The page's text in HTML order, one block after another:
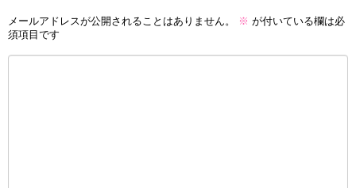
メールアドレスが公開されることはありません。 ※ が付いている欄は必
須項目です